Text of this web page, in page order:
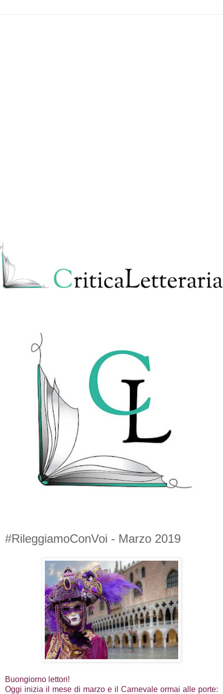
#RileggiamoConVoi - Marzo 2019
Buongiorno lettori!
Oggi inizia il mese di marzo e il Carnevale ormai alle porte: